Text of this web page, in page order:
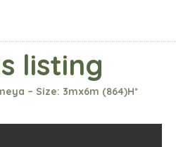
listing
– Size: 3mx6m (864)H*